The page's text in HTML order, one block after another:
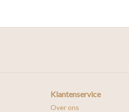
Klantenservice
Over ons